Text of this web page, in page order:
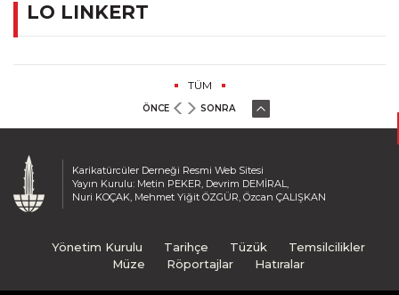
LO LINKERT
TÜM
ÖNCE SONRA
Karikatürcüler Derneği Resmi Web Sitesi
Yayın Kurulu: Metin PEKER, Devrim DEMİRAL,
Nuri KOÇAK, Mehmet Yiğit ÖZGÜR, Özcan ÇALIŞKAN
Yönetim Kurulu Tarihçe Tüzük
Temsilcilikler
Müze
Röportajlar Hatıralar